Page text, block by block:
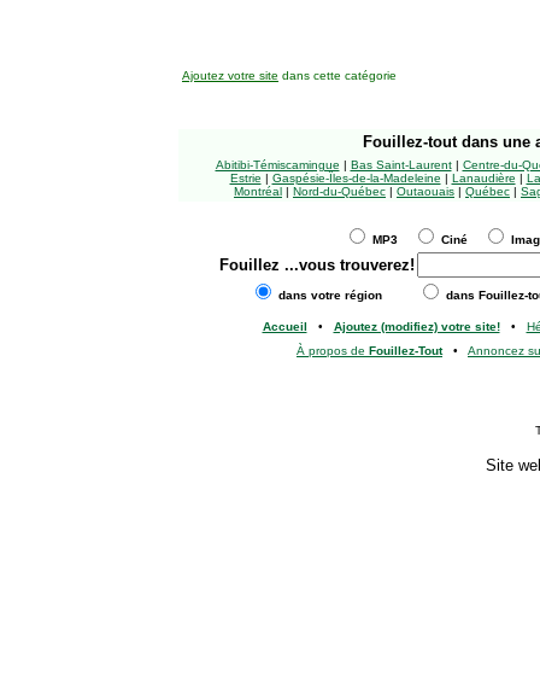
Ajoutez votre site dans cette catégorie
Fouillez-tout dans une
Abitibi-Témiscamingue | Bas Saint-Laurent| Centre-du-
Estrie | Gaspésie-Îles-de-la-Madeleine | Lanaudière |
Montréal | Nord-du-Québec | Outaouais | Québec |
MP3 Ciné
Fouillez ...vous trouverez!
dans votre région dans Fouillez-
Accueil • Ajoutez (modifiez) votre site!•
À propos de Fouillez-Tout• Annoncez
Site